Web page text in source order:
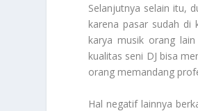
Selanjutnya selain itu,
karena pasar sudah di
karya musik orang
kualitas seni DJ bisa
orang memandang
Hal negatif lainnya